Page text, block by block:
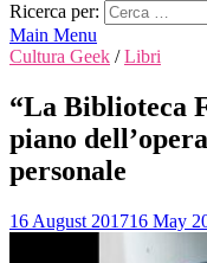
Ricerca per:
Main Menu
Cultura Geek /Libri
“La Biblioteca
piano
personale
16 August 201716 May